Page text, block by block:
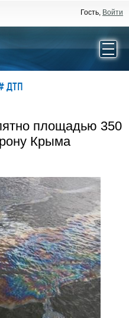
Гость, Войти
ДТП
площадью 350
Крыма